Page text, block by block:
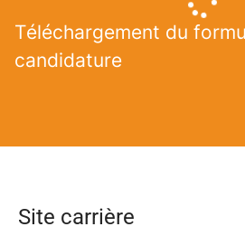
Téléchargement du
candidature
Site carrière